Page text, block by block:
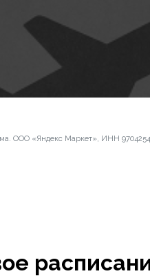
ООО «Яндекс Маркет», ИНН